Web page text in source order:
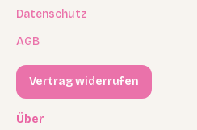
Datenschutz
AGB
Vertrag widerrufen
Über